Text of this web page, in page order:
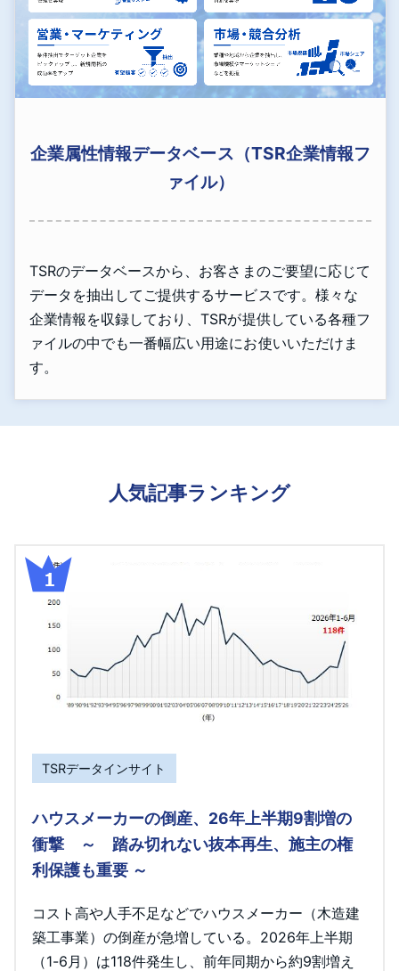
企業属性情報データベース（TSR企業情報フ
ァイル）
TSRのデータベースから、お客さまのご要望に応じて
データを抽出してご提供するサービスです。様々な
企業情報を収録しており、TSRが提供している各種フ
ァイルの中でも一番幅広い用途にお使いいただけま
す。
人気記事ランキング
TSRデータインサイト
ハウスメーカーの倒産、26年上半期9割増の
衝撃 ～ 踏み切れない抜本再生、施主の権
利保護も重要 ～
コスト高や人手不足などでハウスメーカー（木造建
築工事業）の倒産が急増している。2026年上半期
（1-6月）は118件発生し、前年同期から約9割増え